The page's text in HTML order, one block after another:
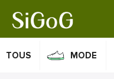
TOUS MODE